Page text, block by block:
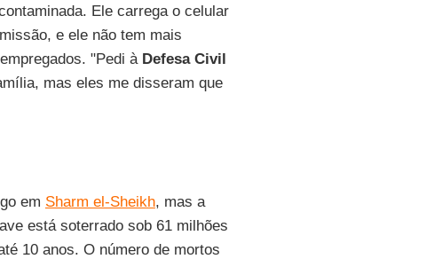
Ele carrega o celular
e ele não tem mais
"Pedi à Defesa Civil
mas eles me disseram que
em Sharm el-Sheikh, mas a
está soterrado sob 61 milhões
10 anos. O número de mortos